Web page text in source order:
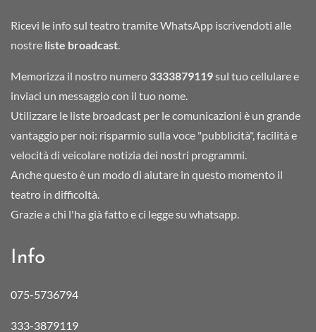
Ricevi le info sul teatro tramite WhatsApp iscrivendoti alle
nostre liste broadcast.
Memorizza il nostro numero 3333879119sul tuo cellulare e
inviaci un messaggio con il tuo nome.
Utilizzare le liste broadcast per le comunicazioni è un grande
vantaggio per noi: risparmio sulla voce "pubblicità", facilità e
velocità di veicolare notizia dei nostri programmi.
Anche questo è un modo di aiutare in questo momento il
teatro in difficoltà.
Grazie a chi l'ha già fatto e ci legge su whatsapp.
Info
075-5736794
333-3879119